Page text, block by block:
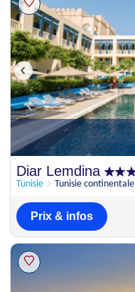
Diar Lemdina
Tunisie Tunisie continentale
Prix & infos